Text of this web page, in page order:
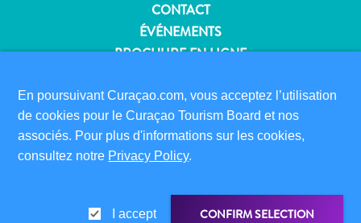
vacances
Tout
inclus
Planifiez
CONTACT
ÉVÉNEMENTS
BROCHURE EN LIGNE
À PROPOS DE CE SITE
POLITIQUE DE CONFIDENTIALITÉ
CONDITIONS D’UTILISATION
En poursuivant Curaçao.com, vous acceptez l’utilisation
de cookies pour le Curaçao Tourism Board et nos
associés. Pour plus d'informations sur les cookies,
consultez notre Privacy Policy.
I accept CONFIRM SELECTION